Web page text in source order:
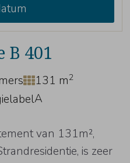
B 401
131 m2
A
van 131m²,
is zeer